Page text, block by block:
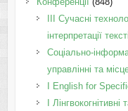
III Сучасні
інтерпретації
Соціально-
управлінні та
І English for
I